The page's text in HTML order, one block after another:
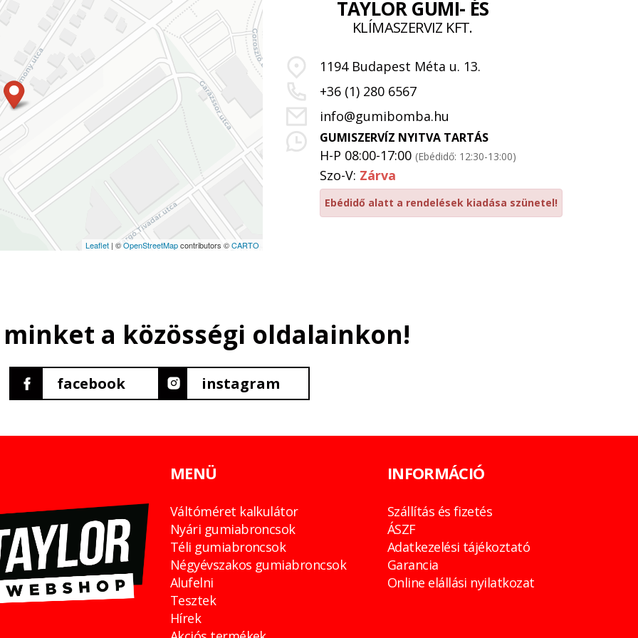
Leaflet | ©OpenStreetMapcontributors ©CARTO
TAYLOR GUMI- ÉS
KLÍMASZERVIZ KFT.
1194 Budapest Méta u. 13.
+36 (1) 280 6567
info@gumibomba.hu
GUMISZERVÍZ NYITVA TARTÁS
H-P 08:00-17:00 (Ebédidő: 12:30-13:00)
Szo-V: Zárva
Ebédidő alatt a rendelések kiadása szünetel!
minket a közösségi oldalainkon!
facebook instagram
MENÜ
Váltóméret kalkulátor
Nyári gumiabroncsok
Téli gumiabroncsok
Négyévszakos gumiabroncsok
Alufelni
Tesztek
Hírek
INFORMÁCIÓ
Szállítás és fizetés
ÁSZF
Adatkezelési tájékoztató
Garancia
Online elállási nyilatkozat